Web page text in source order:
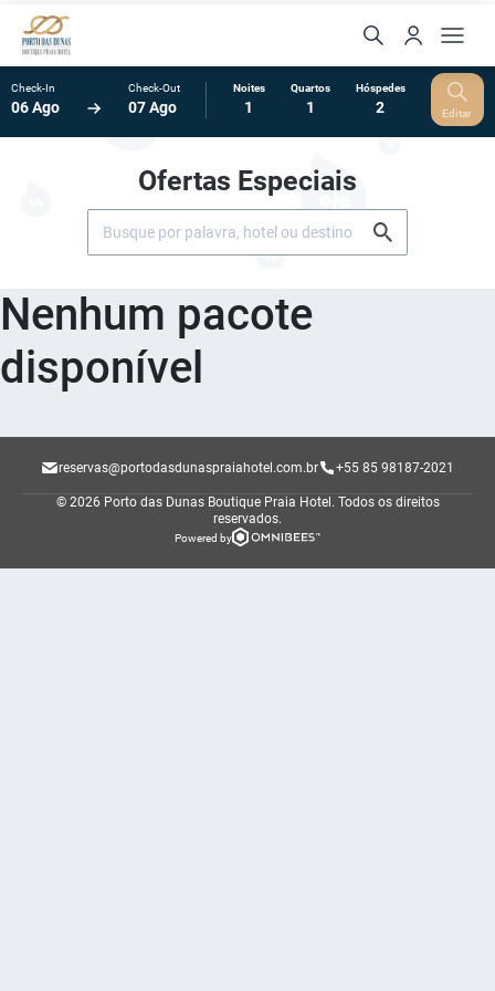
Check-In
06 Ago
Check-Out
07 Ago
Noites
1
Quartos
1
Hóspedes
2 Editar
Ofertas Especiais
Nenhum pacote
disponível
reservas@portodasdunaspraiahotel.com.br +55 85 98187-2021
© 2026 Porto das Dunas Boutique Praia Hotel. Todos os direitos
reservados.
Powered by